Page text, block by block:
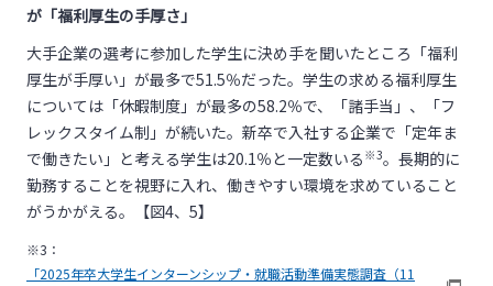
が「福利厚生の手厚さ」
大手企業の選考に参加した学生に決め手を聞いたところ「福利
厚生が手厚い」が最多で51.5％だった。学生の求める福利厚生
については「休暇制度」が最多の58.2％で、「諸手当」、「フ
レックスタイム制」が続いた。新卒で入社する企業で「定年ま
で働きたい」と考える学生は20.1％と一定数いる ※3。長期的に
勤務することを視野に入れ、働きやすい環境を求めていること
がうかがえる。【図4、5】
※3：
「2025年卒大学生インターンシップ・就職活動準備実態調査（11